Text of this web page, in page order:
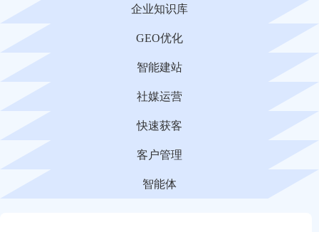
企业知识库
GEO优化
智能建站
社媒运营
快速获客
客户管理
智能体